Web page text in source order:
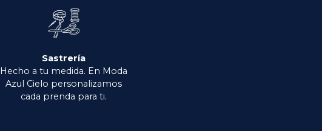
Sastrería
Hecho a tu medida. En Moda
Azul Cielo personalizamos
cada prenda para ti.